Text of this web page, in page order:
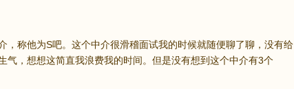
称他为S吧。这个中介很滑稽面试我的时候就随便聊了聊，没有给
气，想想这简直我浪费我的时间。但是没有想到这个中介有3个